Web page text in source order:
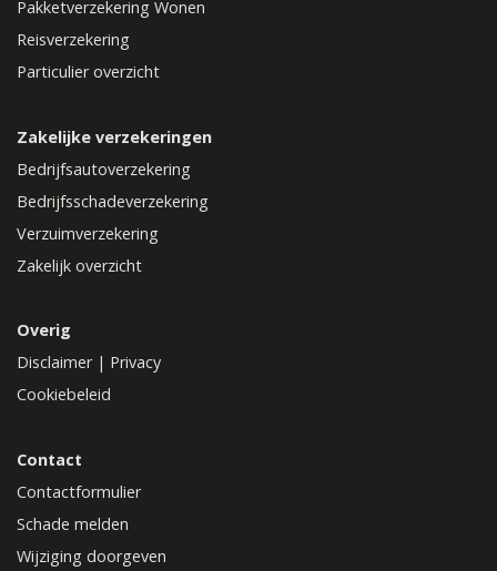
Pakketverzekering Wonen
Reisverzekering
Particulier overzicht
Zakelijke verzekeringen
Bedrijfsautoverzekering
Bedrijfsschadeverzekering
Verzuimverzekering
Zakelijk overzicht
Overig
Disclaimer| Privacy
Cookiebeleid
Contact
Contactformulier
Schade melden
Wijziging doorgeven